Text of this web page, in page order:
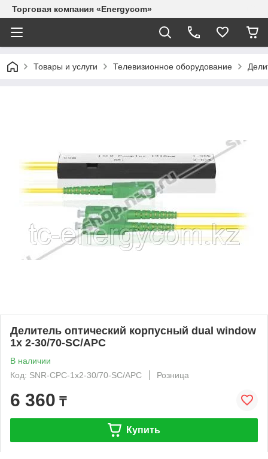
Торговая компания «Energycom»
Товары и услуги Телевизионное оборудование
Делитель оптический корпусный dual window
1х 2-30/70-SC/APC
В наличии
Код: SNR-CPC-1x2-30/70-SC/APC
Розница
6 360 ₸
Купить